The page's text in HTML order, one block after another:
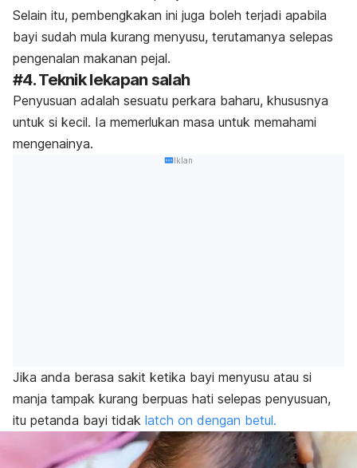
Selain itu, pembengkakan ini juga boleh terjadi apabila
bayi sudah mula kurang menyusu, terutamanya selepas
pengenalan makanan pejal.
#4. Teknik lekapan salah
Penyusuan adalah sesuatu perkara baharu, khususnya
untuk si kecil. Ia memerlukan masa untuk memahami
mengenainya.
Iklan
Jika anda berasa sakit ketika bayi menyusu atau si
manja tampak kurang berpuas hati selepas penyusuan,
itu petanda bayi tidak latch on dengan betul.